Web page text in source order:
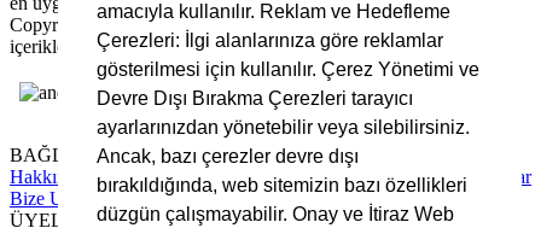
amacıyla kullanılır. Reklam ve Hedefleme
Çerezleri: İlgi alanlarınıza göre reklamlar
gösterilmesi için kullanılır. Çerez Yönetimi ve
Devre Dışı Bırakma Çerezleri tarayıcı
ayarlarınızdan yönetebilir veya silebilirsiniz.
Ancak, bazı çerezler devre dışı
bırakıldığında, web sitemizin bazı özellikleri
düzgün çalışmayabilir. Onay ve İtiraz Web
Copyright © 2025 Bursa Kumaş, Tüm Hakları Saklıdır. Site
içerikleri ve görsellerin izinsiz kullanımı yasaktır.
BAĞLANTILAR
HakkımızdaTüm Hizmetlerimiz Blog YazılarıSıkça Sorulan Sorular
Bize Ulaşın
ÜYELİK